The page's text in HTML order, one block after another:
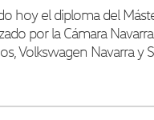
hoy el diploma del
por la Cámara
Volkswagen Navarra y